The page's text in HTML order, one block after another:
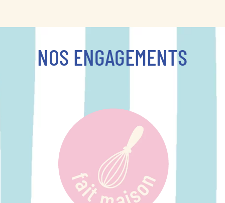
NOS ENGAGEMENTS